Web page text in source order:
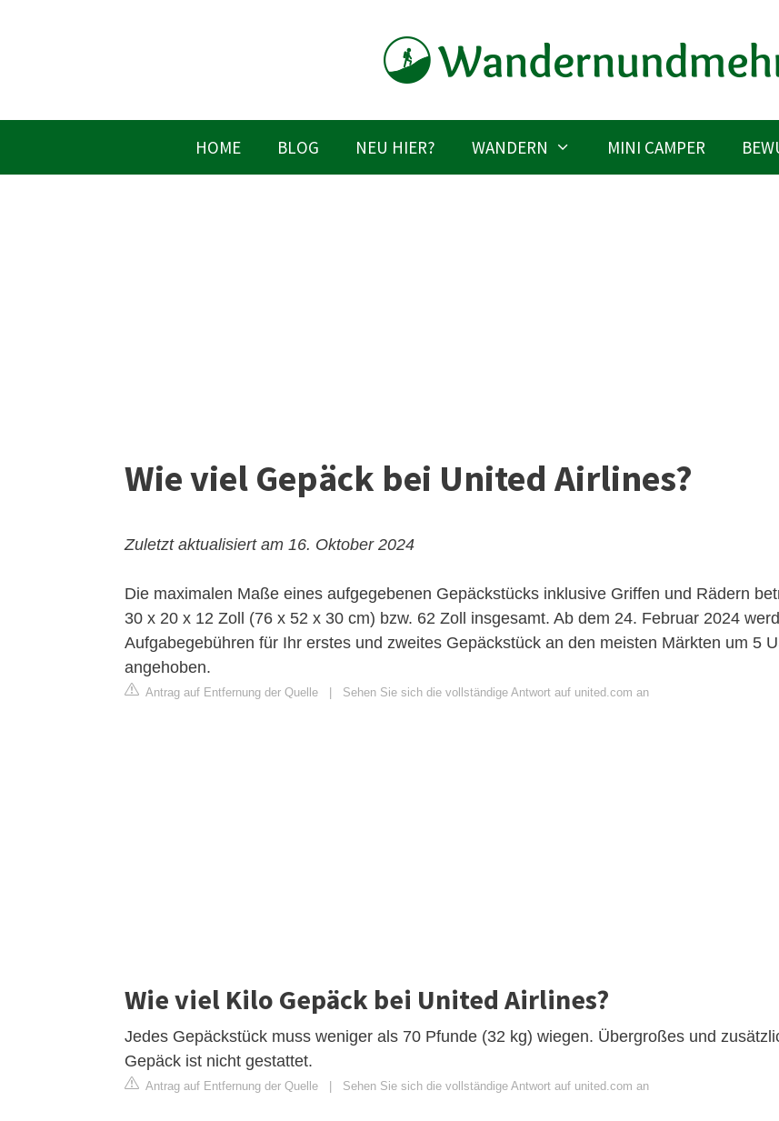
HOME BLOG NEU HIER? WANDERN MINI CAMPER
Wie viel Gepäck bei United Airlines?
Zuletzt aktualisiert am 16. Oktober 2024
Die maximalen Maße eines aufgegebenen Gepäckstücks inklusive Griffen und Rädern
30 x 20 x 12 Zoll (76 x 52 x 30 cm) bzw. 62 Zoll insgesamt. Ab dem 24. Februar 2024
Aufgabegebühren für Ihr erstes und zweites Gepäckstück an den meisten Märkten um 5
angehoben.
Antrag auf Entfernung der Quelle Sehen Sie sich die vollständige Antwort auf united.com an
Wie viel Kilo Gepäck bei United Airlines?
Jedes Gepäckstück muss weniger als 70 Pfunde (32 kg) wiegen. Übergroßes und
Gepäck ist nicht gestattet.
Antrag auf Entfernung der Quelle Sehen Sie sich die vollständige Antwort auf united.com an